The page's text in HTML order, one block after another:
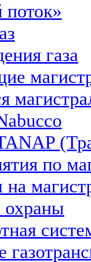
газа
по
охраны